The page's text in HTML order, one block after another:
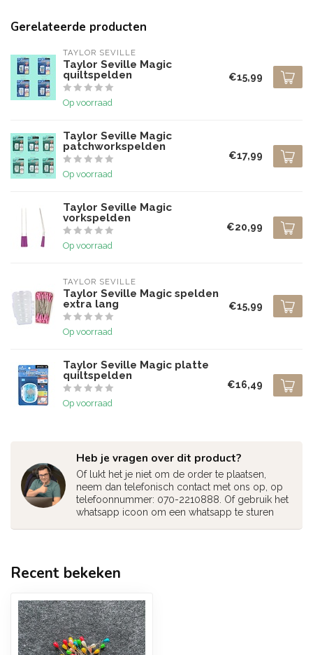
Gerelateerde producten
TAYLOR SEVILLE
Taylor Seville Magic
quiltspelden
Op voorraad
€15,99
Taylor Seville Magic
patchworkspelden
Op voorraad
€17,99
Taylor Seville Magic
vorkspelden
Op voorraad
€20,99
TAYLOR SEVILLE
Taylor Seville Magic spelden
extra lang
Op voorraad
€15,99
Taylor Seville Magic platte
quiltspelden
Op voorraad
€16,49
Heb je vragen over dit product?
Of lukt het je niet om de order te plaatsen,
neem dan telefonisch contact met ons op, op
telefoonnummer: 070-2210888. Of gebruik het
whatsapp icoon om een whatsapp te sturen
Recent bekeken